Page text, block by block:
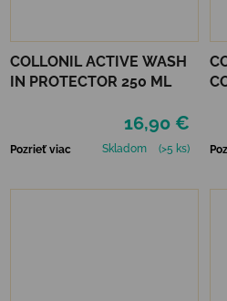
COLLONIL ACTIVE WASH
IN PROTECTOR 250 ML
16,90 €
Pozrieť viac Skladom (>5 ks)